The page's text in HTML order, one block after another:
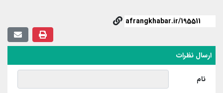
ارسال نظرات
نام